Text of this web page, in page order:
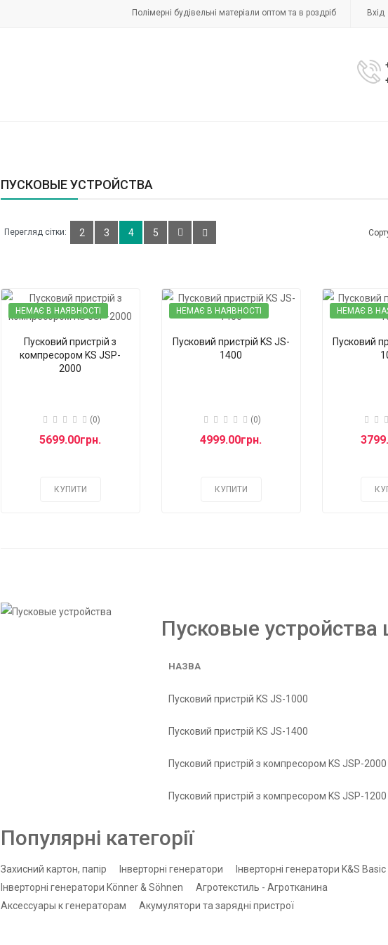
Полімерні будівельні матеріали оптом та в роздріб Вхід
ПУСКОВЫЕ УСТРОЙСТВА
Перегляд сітки: 2 3 4 5
НЕМАЄ В НАЯВНОСТІ
Пусковий пристрій з
компресором KS JSP-
2000
(0)
5699.00грн.
КУПИТИ
НЕМАЄ В НАЯВНОСТІ
Пусковий пристрій KS JS-
1400
(0)
4999.00грн.
КУПИТИ
НЕМАЄ В
Пусковий
Пусковые устройства
НАЗВА
Пусковий пристрій KS JS-1000
Пусковий пристрій KS JS-1400
Пусковий пристрій з компресором KS JSP-2000
Пусковий пристрій з компресором KS JSP-1200
Популярні категорії
Захисний картон, папір Інверторні генератори
Інверторні генератори K&S Basic
Інверторні генератори Könner & Söhnen
Агротекстиль - Агротканина
Аксессуары к генераторам
Акумулятори та зарядні пристрої